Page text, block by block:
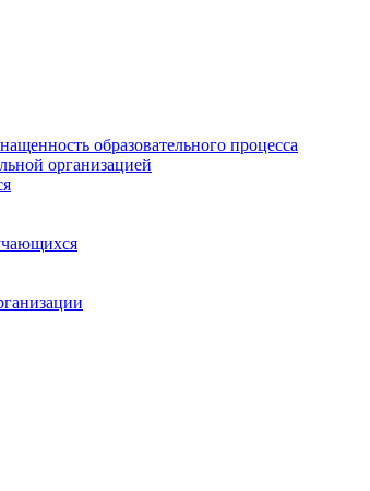
образовательного процесса
организацией